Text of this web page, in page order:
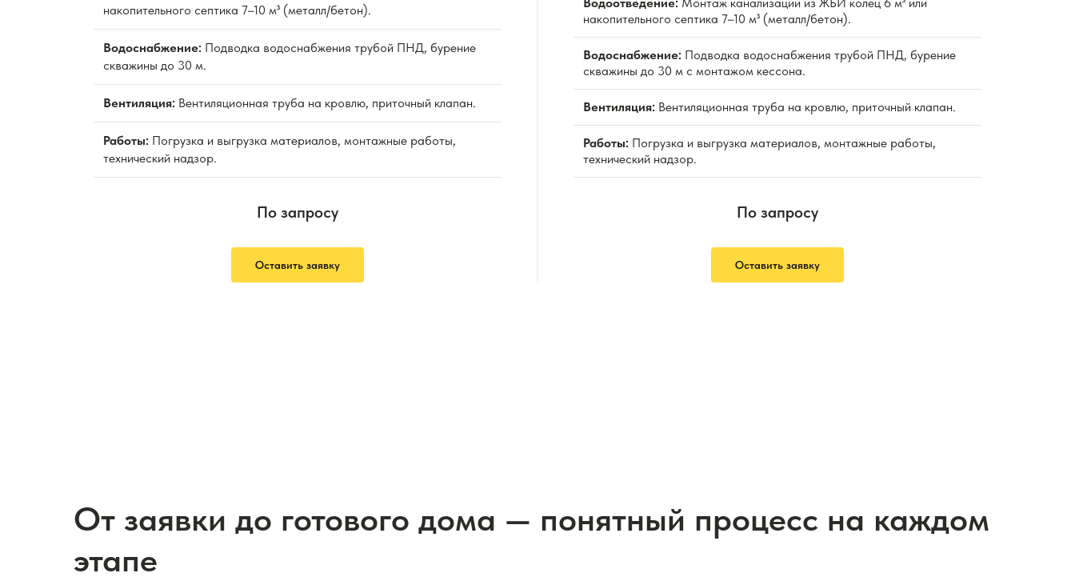
накопительного септика 7–10 м³ (металл/бетон).
Водоснабжение: Подводка водоснабжения трубой ПНД, бурение
скважины до 30 м.
Вентиляция: Вентиляционная труба на кровлю, приточный клапан.
Работы: Погрузка и выгрузка материалов, монтажные работы,
технический надзор.
По запросу
Оставить заявку
накопительного септика 7–10 м³ (металл/бетон).
Водоснабжение: Подводка водоснабжения трубой ПНД, бурение
скважины до 30 м с монтажом кессона.
Вентиляция: Вентиляционная труба на кровлю, приточный клапан.
Работы: Погрузка и выгрузка материалов, монтажные работы,
технический надзор.
По запросу
Оставить заявку
От заявки до готового дома — понятный процесс на каждом
этапе